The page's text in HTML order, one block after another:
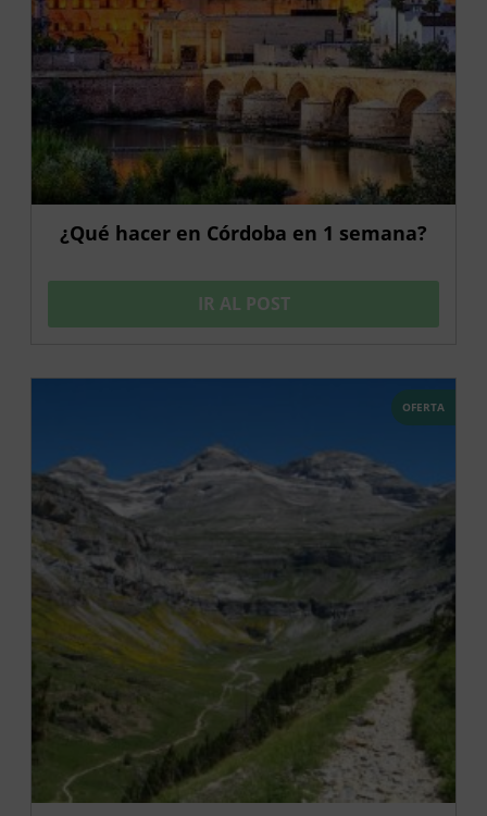
¿Qué hacer en Córdoba en 1 semana?
IR AL POST
OFERTA